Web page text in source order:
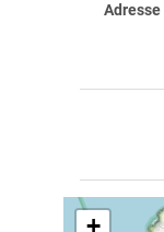
Adresse
+